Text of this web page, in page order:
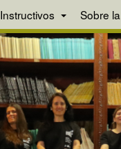
Instructivos Sobre